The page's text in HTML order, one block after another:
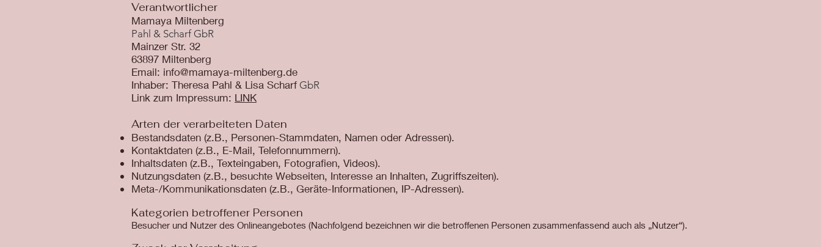
Verantwortlicher
Mamaya Miltenberg
Pahl & Scharf GbR
Mainzer Str. 32
63897 Miltenberg
Email: info@mamaya-miltenberg.de
Inhaber: Theresa Pahl & Lisa Scharf GbR
Link zum Impressum: LINK
Arten der verarbeiteten Daten
Bestandsdaten (z.B., Personen-Stammdaten, Namen oder Adressen).
Kontaktdaten (z.B., E-Mail, Telefonnummern).
Inhaltsdaten (z.B., Texteingaben, Fotografien, Videos).
Nutzungsdaten (z.B., besuchte Webseiten, Interesse an Inhalten, Zugriffszeiten).
Meta-/Kommunikationsdaten (z.B., Geräte-Informationen, IP-Adressen).
Kategorien betroffener Personen
Besucher und Nutzer des Onlineangebotes (Nachfolgend bezeichnen wir die betroffenen Personen zusammenfassend auch als „Nutzer“).